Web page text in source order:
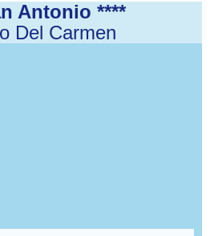
Antonio ****
Del Carmen